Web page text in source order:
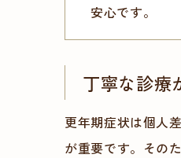
安心です。
丁寧な診療
更年期症状は個人
が重要です。その